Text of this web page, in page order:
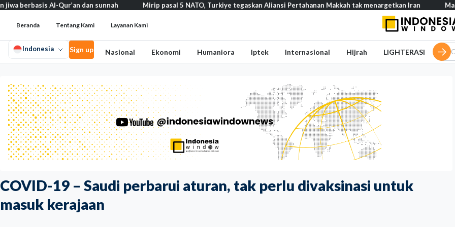
COVID-19 – Saudi perbarui aturan, tak perlu divaksinasi untuk
masuk kerajaan
Al-Qur’an dan sunnah Mirip pasal 5 NATO, Turkiye tegaskan Aliansi Pertahanan Makkah tak menargetkan Iran Mau buka
Beranda Tentang Kami Layanan Kami
Indonesia Sign up Nasional Ekonomi Humaniora Iptek Internasional Hijrah LIGHTERASI